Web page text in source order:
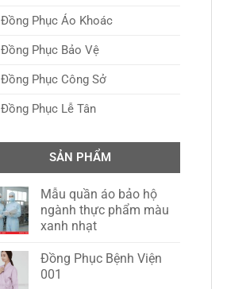
Đồng Phục Áo Khoác
Đồng Phục Bảo Vệ
Đồng Phục Công Sở
Đồng Phục Lễ Tân
SẢN PHẨM
Mẫu quần áo bảo hộ
ngành thực phẩm màu
xanh nhạt
Đồng Phục Bệnh Viện
001